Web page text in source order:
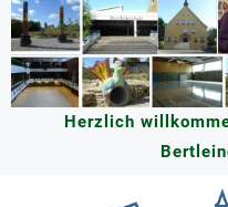
Skip
content
Herzlich